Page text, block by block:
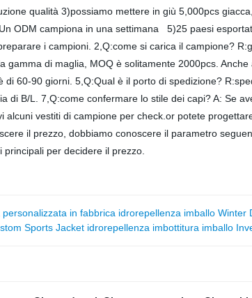
qualità 3)possiamo mettere in giù 5,000pcs
ODM campiona in una settimana 5)25 paesi
i campioni. 2,Q:come si carica il campione?
gamma di maglia, MOQ è solitamente 2000pcs.
di 60-90 giorni. 5,Q:Qual è il porto di spedizione?
di B/L. 7,Q:come confermare lo stile dei capi? A: Se
alcuni vestiti di campione per check.or potete
il prezzo, dobbiamo conoscere il parametro
per decidere il prezzo.
in fabbrica idrorepellenza imballo Winter
Sports Jacket idrorepellenza imbottitura imballo